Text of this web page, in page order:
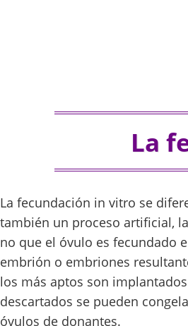
La
La fecundación in vitro se
también un proceso artificial,
no que el óvulo es fecundado
embrión o embriones
los más aptos son
descartados se pueden
óvulos de donantes.